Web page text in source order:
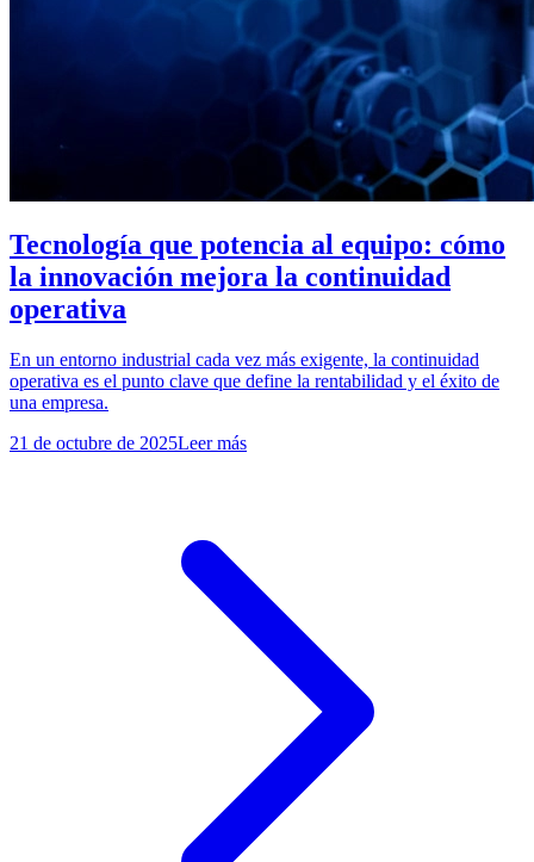
Tecnología que potencia al equipo: cómo
la innovación mejora la continuidad
operativa
En un entorno industrial cada vez más exigente, la continuidad
operativa es el punto clave que define la rentabilidad y el éxito de
una empresa.
21 de octubre de 2025Leer más